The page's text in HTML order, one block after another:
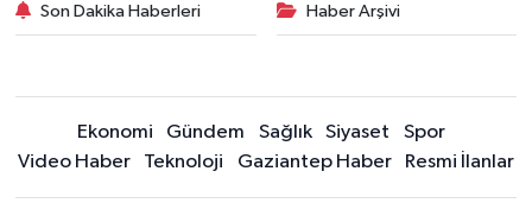
Son Dakika Haberleri Haber Arşivi
Ekonomi Gündem Sağlık Siyaset
Spor
Video Haber
Teknoloji Gaziantep Haber Resmi İlanlar